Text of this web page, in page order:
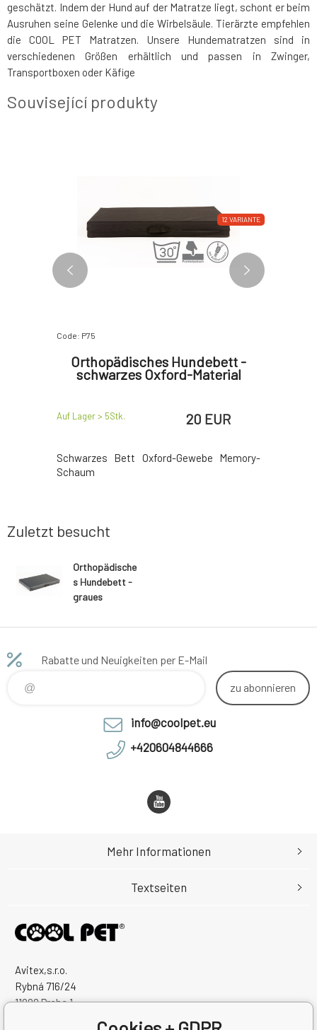
geschätzt. Indem der Hund auf der Matratze liegt, schont er beim
Ausruhen seine Gelenke und die Wirbelsäule. Tierärzte empfehlen
die COOL PET Matratzen. Unsere Hundematratzen sind in
verschiedenen Größen erhältlich und passen in Zwinger,
Transportboxen oder Käfige
Související produkty
12 VARIANTE
Code: P75
Orthopädisches Hundebett -
schwarzes Oxford-Material
Auf Lager > 5Stk. 20 EUR
Schwarzes Bett Oxford-Gewebe Memory-
Schaum
Zuletzt besucht
Orthopädische
s Hundebett -
graues
Rabatte und Neuigkeiten per E-Mail
zu abonnieren
info@coolpet.eu
+420604844666
Avitex,s.r.o.
Rybná 716/24
11000 Praha 1
Mehr Informationen
Textseiten